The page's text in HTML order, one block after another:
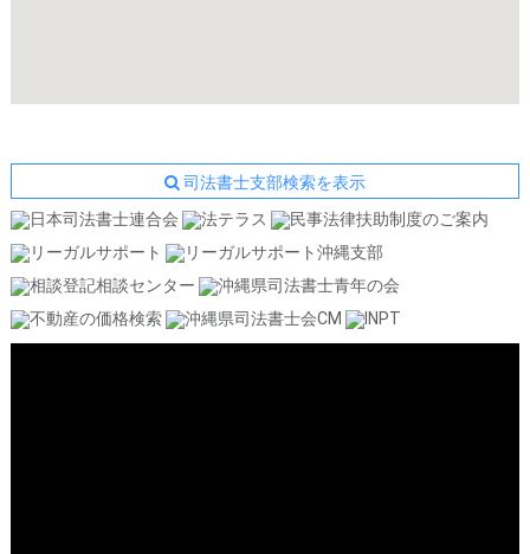
司法書士支部検索を表示